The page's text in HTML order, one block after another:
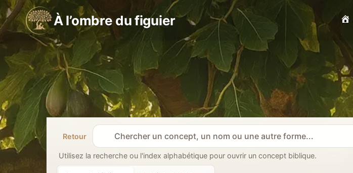
Aller
au
contenu
À l’ombre du figuier
Retour
R
e
Utilisez la recherche ou l'index alphabétique pour ouvrir un concept biblique.